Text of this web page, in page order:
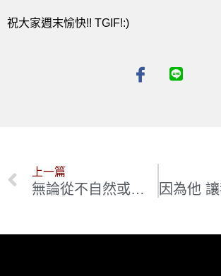
祝大家週末愉快!! TGIF!:)
上一篇
無論從不自然或很自然的角度來看 她都是法國Jura(侏羅)產區的絕佳典範: Stephane Tissot